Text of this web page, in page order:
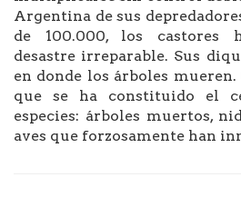
Argentina de sus
de 100.000, los castores
desastre irreparable. Sus
en donde los árboles
que se ha constituido el
especies: árboles muertos,
aves que forzosamente han